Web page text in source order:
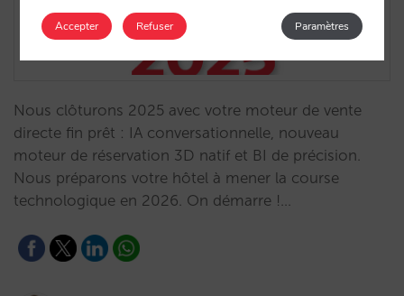
Nous clôturons 2025 avec votre moteur de vente
directe fin prêt : IA conversationnelle, nouveau
moteur de réservation 3D natif et BI de précision.
Nous préparons votre hôtel à mener la course
technologique en 2026. On démarre !…
Accepter Paramètres
Refuser